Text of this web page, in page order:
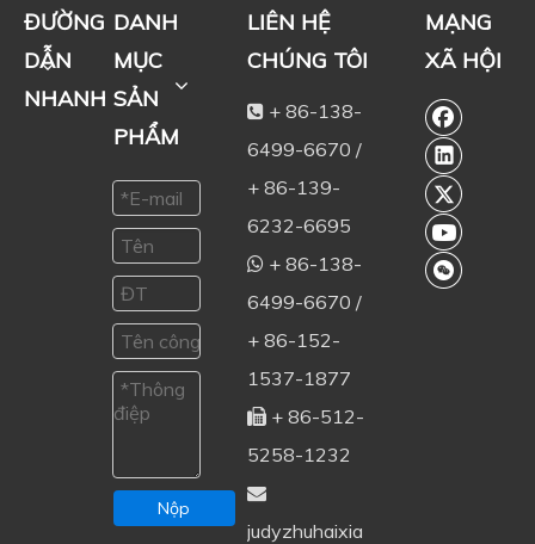
ĐƯỜNG
DẪN
NHANH
DANH
MỤC
SẢN
PHẨM
Nộp
LIÊN HỆ
CHÚNG TÔI
+ 86-138-
6499-6670 /
+ 86-139-
6232-6695
 + 86-138-
6499-6670 /
+ 86-152-
1537-1877
+ 86-512-
5258-1232

judyzhuhaixia
MẠNG
XÃ HỘI